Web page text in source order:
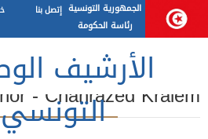
الجمهورية التونسية
رئاسة الحكومة
إتصل بنا
الأرشيف
التونسي
- Chahrazed Kraiem